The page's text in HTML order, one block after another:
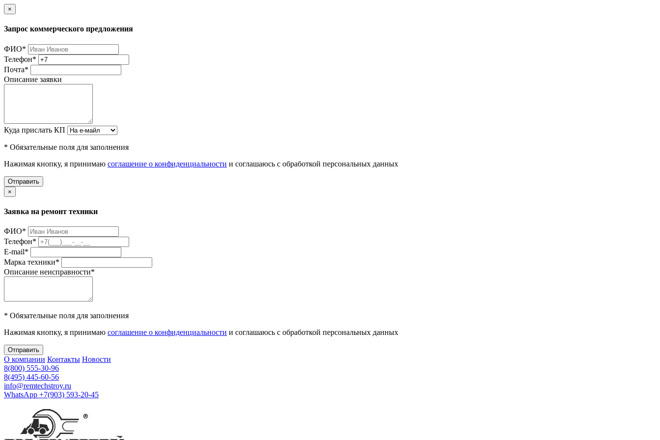
×
Запрос коммерческого предложения
ФИО*
Телефон*
Почта*
Описание заявки
Куда прислать КП
* Обязательные поля для заполнения
Нажимая кнопку, я принимаю соглашение о конфиденциальности и соглашаюсь с обработкой персональных данных
Отправить
×
Заявка на ремонт техники
ФИО*
Телефон*
E-mail*
Марка техники*
Описание неисправности*
* Обязательные поля для заполнения
Нажимая кнопку, я принимаю соглашение о конфиденциальности и соглашаюсь с обработкой персональных данных
Отправить
О компании Контакты Новости
8(800) 555-30-96
8(495) 445-60-56
info@remtechstroy.ru
WhatsApp +7(903) 593-20-45